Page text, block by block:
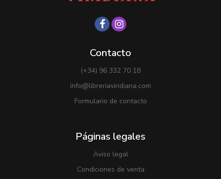
Contacto
(+34) 96 332 70 18
info@libreriaviridiana.com
Formulario de contacto
Páginas legales
Aviso legal
Condiciones de venta